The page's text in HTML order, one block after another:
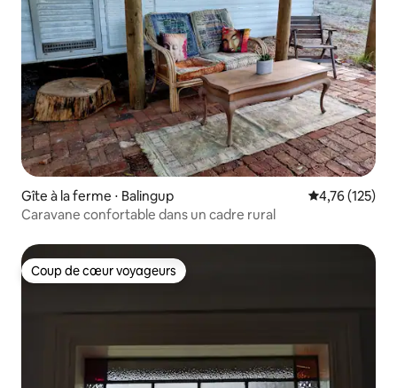
Gîte à la ferme ⋅ Balingup Évaluation
4,76 (125)
Caravane confortable dans un cadre rural
Coup de cœur voyageurs
Coup de cœur voyageurs